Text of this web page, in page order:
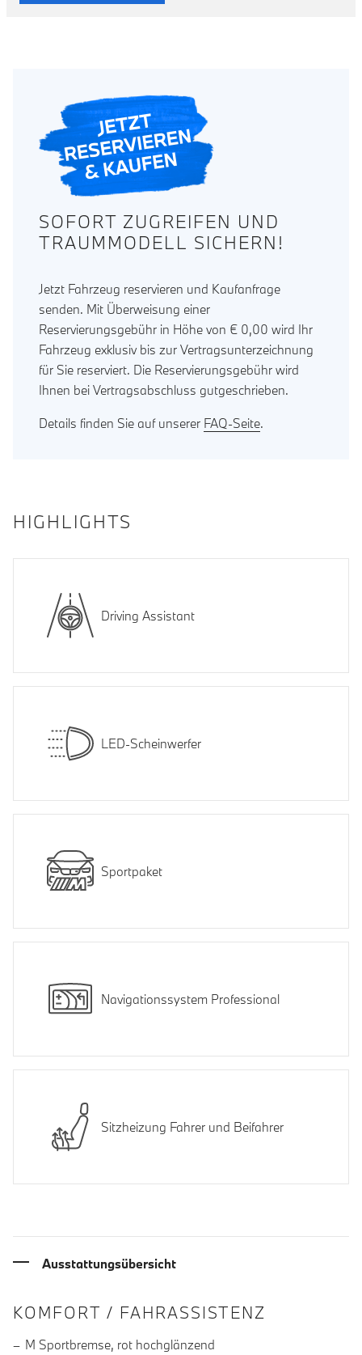
SOFORT ZUGREIFEN UND
TRAUMMODELL SICHERN!
Jetzt Fahrzeug reservieren und Kaufanfrage
senden. Mit Überweisung einer
Reservierungsgebühr in Höhe von € 0,00 wird Ihr
Fahrzeug exklusiv bis zur Vertragsunterzeichnung
für Sie reserviert. Die Reservierungsgebühr wird
Ihnen bei Vertragsabschluss gutgeschrieben.
Details finden Sie auf unserer FAQ-Seite.
HIGHLIGHTS
Driving Assistant
LED-Scheinwerfer
Sportpaket
Navigationssystem Professional
Sitzheizung Fahrer und Beifahrer
Ausstattungsübersicht
INFORMATIONEN ÜBER DIE
KOMFORT / FAHRASSISTENZ
M Sportbremse, rot hochglänzend